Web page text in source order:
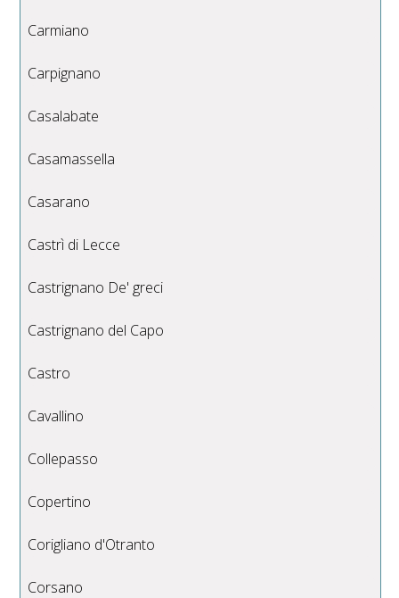
Carmiano
Carpignano
Casalabate
Casamassella
Casarano
Castrì di Lecce
Castrignano De' greci
Castrignano del Capo
Castro
Cavallino
Collepasso
Copertino
Corigliano d'Otranto
Corsano